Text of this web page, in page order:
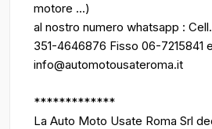
motore ...)
al nostro numero whatsapp :
351-4646876 Fisso 06-7215841
info@automotousateroma.it
*************
La Auto Moto Usate Roma Srl